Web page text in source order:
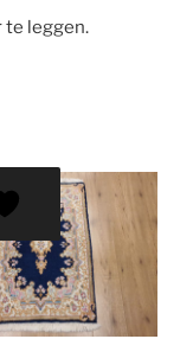
te leggen.